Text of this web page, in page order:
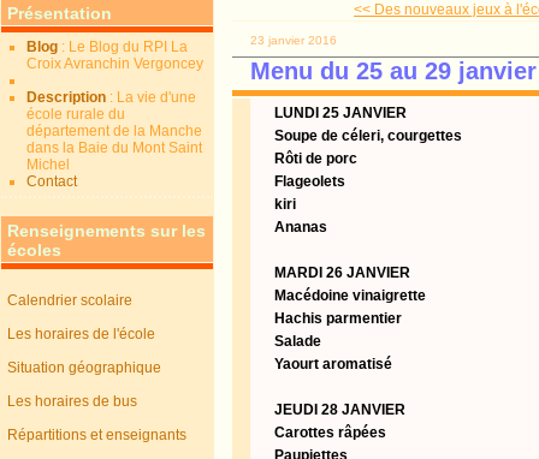
Présentation
Blog : Le Blog du RPI La
Croix Avranchin Vergoncey
Description : La vie d'une
école rurale du
département de la Manche
dans la Baie du Mont Saint
Michel
Contact
Renseignements sur les
écoles
Calendrier scolaire
Les horaires de l'école
Situation géographique
Les horaires de bus
Répartitions et enseignants
<< Des nouveaux jeux à
23 janvier 2016
Menu du 25 au 29 janvier
LUNDI 25 JANVIER
Soupe de céleri, courgettes
Rôti de porc
Flageolets
kiri
Ananas
MARDI 26 JANVIER
Macédoine vinaigrette
Hachis parmentier
Salade
Yaourt aromatisé
JEUDI 28 JANVIER
Carottes râpées
Paupiettes